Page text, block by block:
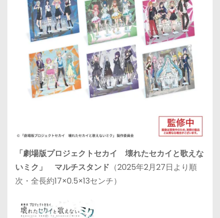
「劇場版プロジェクトセカイ 壊れたセカイと歌えな
いミク」 マルチスタンド （2025年2月27日より順
次・全長約17×0.5×13センチ）